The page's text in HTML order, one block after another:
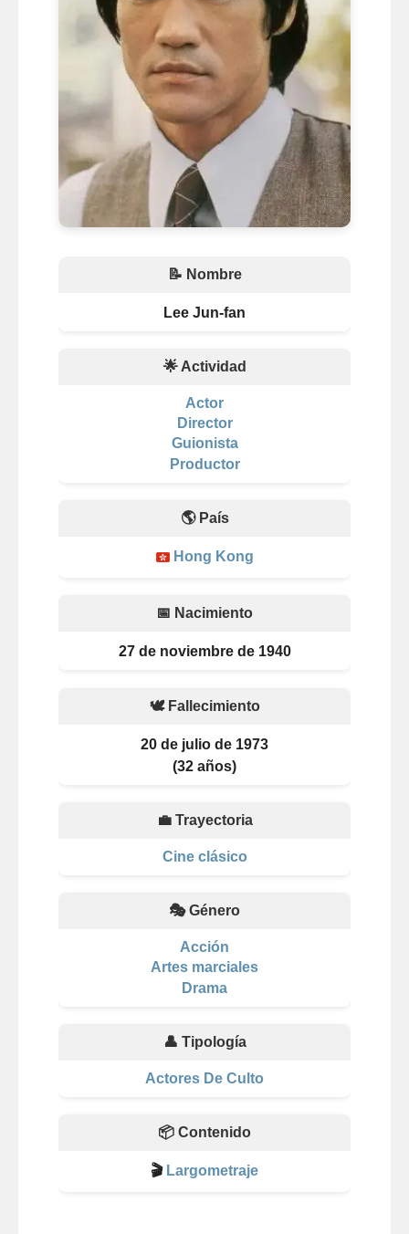
📝 Nombre
Lee Jun-fan
🌟 Actividad
Actor
Director
Guionista
Productor
🌎 País
Hong Kong
📅 Nacimiento
27 de noviembre de 1940
🕊️ Fallecimiento
20 de julio de 1973
(32 años)
💼 Trayectoria
Cine clásico
🎭 Género
Acción
Artes marciales
Drama
👤 Tipología
Actores De Culto
📦 Contenido
🎬 Largometraje